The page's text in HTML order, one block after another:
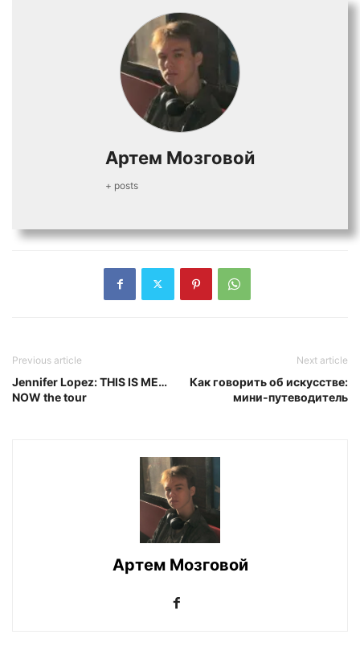
Артем Мозговой
+ posts
Previous article
Jennifer Lopez: THIS IS ME…
NOW the tour
Next article
Как говорить об искусстве:
мини-путеводитель
Артем Мозговой